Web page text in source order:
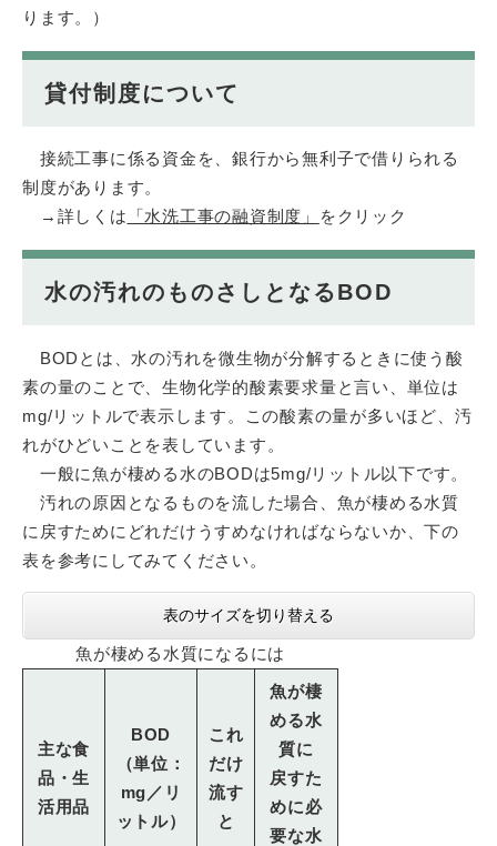
ります。）
貸付制度について
接続工事に係る資金を、銀行から無利子で借りられる
制度があります。
→詳しくは 「水洗工事の融資制度​」 をクリック
水の汚れのものさしとなるBOD
BODとは、水の汚れを微生物が分解するときに使う酸
素の量のことで、生物化学的酸素要求量と言い、単位は
mg/リットルで表示します。この酸素の量が多いほど、汚
れがひどいことを表しています。
一般に魚が棲める水のBODは5mg/リットル以下です。
汚れの原因となるものを流した場合、魚が棲める水質
に戻すためにどれだけうすめなければならないか、下の
表を参考にしてみてください。
表のサイズを切り替える
魚が棲める水質になるには
主な食
品・生
活用品
BOD
（単位：
mg／リ
ットル）
これ
だけ
流す
と
魚が棲
める水
質に
戻すた
めに必
要な水